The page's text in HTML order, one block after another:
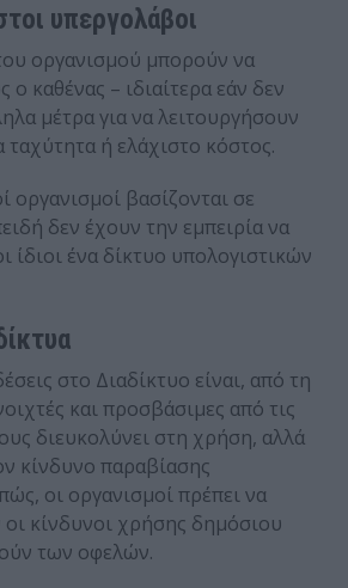
υπεργολάβοι
οργανισμού μπορούν να
καθένας – ιδιαίτερα εάν δεν
μέτρα για να λειτουργήσουν
ή ελάχιστο κόστος.
βασίζονται σε
δεν έχουν την εμπειρία να
ίδιοι ένα δίκτυο υπολογιστικών
στο Διαδίκτυο είναι, από τη
και προσβάσιμες από τις
διευκολύνει στη χρήση, αλλά
κίνδυνο παραβίασης
οι οργανισμοί πρέπει να
κίνδυνοι χρήσης δημόσιου
των οφελών.